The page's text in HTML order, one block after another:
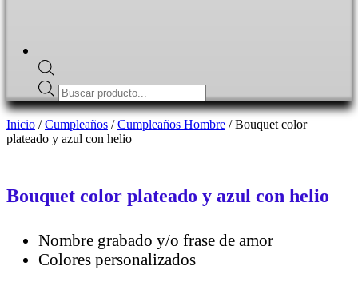
Búsqueda
de
productos
Botón
de
Inicio /Cumpleaños /Cumpleaños Hombre / Bouquet color
plateado y azul con helio
Bouquet color plateado y azul con helio
Nombre grabado y/o frase de amor
Colores personalizados